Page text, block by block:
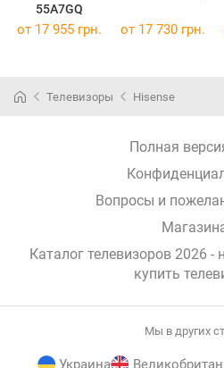
55A7GQ
от 17 955 грн. от 17 730 грн.
Телевизоры Hisense
Полная
Вопросы и
Каталог телевизоров 2026
купить
Мы в других
Украина